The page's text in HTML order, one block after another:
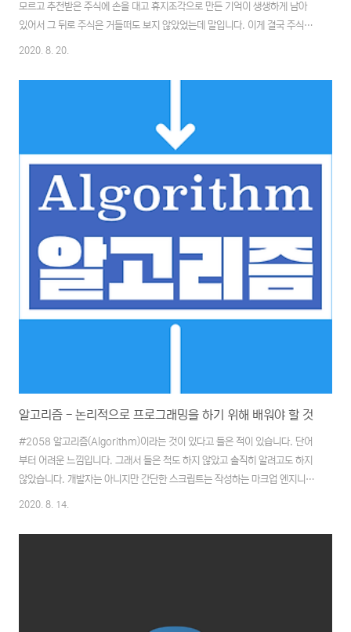
모르고 추천받은 주식에 손을 대고 휴지조각으로 만든 기억이 생생하게 남아
있어서 그 뒤로 주식은 거들떠도 보지 않았었는데 말입니다. 이게 결국 주식을
모르는 상태에서 주식을 하려 했던 무지에서 비롯된 것임을 요새 들어 새롭게
보를 다룰 수 있는 책을 접하게 되었습니다. 공부하기 좋은 기회입니다. 책에서
책을 접해 본 결과 초심자도 따라 하면서 크게 문제없이 따라 할 수 있도록 구성
되어 있긴 합니다만 에러..
2020. 8. 20.
알고리즘 - 논리적으로 프로그래밍을 하기 위해 배워야 할 것
#2058 알고리즘(Algorithm)이라는 것이 있다고 들은 적이 있습니다. 단어
부터 어려운 느낌입니다. 그래서 들은 척도 하지 않았고 솔직히 알려고도 하지
않았습니다. 개발자는 아니지만 간단한 스크립트는 작성하는 마크업 엔지니어
의 위치에서 알고리즘의 필요성은 솔직히 느끼지 못하고 있었죠. 그러다가 이
일 수도 있지만 쉽게 나온 것 같다는 생각에 모두의 알고리즘 with 파이썬을 가
2020. 8. 14.